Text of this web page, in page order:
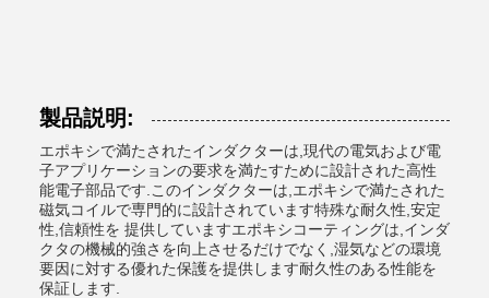
製品説明:
エポキシで満たされたインダクターは,現代の電気および電
子アプリケーションの要求を満たすために設計された高性
能電子部品です.このインダクターは,エポキシで満たされた
磁気コイルで専門的に設計されています特殊な耐久性,安定
性,信頼性を 提供していますエポキシコーティングは,インダ
クタの機械的強さを向上させるだけでなく,湿気などの環境
要因に対する優れた保護を提供します耐久性のある性能を
保証します.